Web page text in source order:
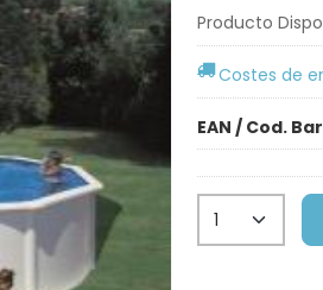
Producto
Costes de
EAN / Cod.